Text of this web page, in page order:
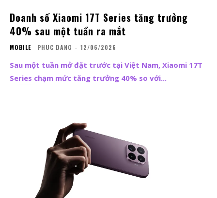
Doanh số Xiaomi 17T Series tăng trưởng
40% sau một tuần ra mắt
MOBILE PHUC DANG - 12/06/2026
Sau một tuần mở đặt trước tại Việt Nam, Xiaomi 17T
Series chạm mức tăng trưởng 40% so với...